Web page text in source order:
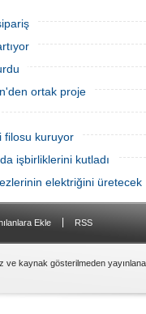
ortak proje
filosu kuruyor
işbirliklerini kutladı
elektriğini üretecek
Ekle RSS
ve kaynak gösterilmeden